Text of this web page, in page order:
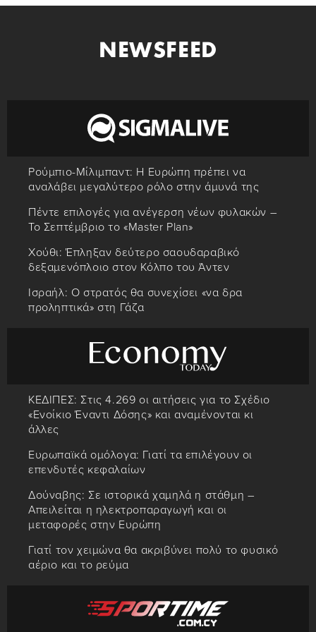
NEWSFEED
Ρούμπιο-Μίλιμπαντ: Η Ευρώπη πρέπει να
αναλάβει μεγαλύτερο ρόλο στην άμυνά της
Πέντε επιλογές για ανέγερση νέων φυλακών –
Το Σεπτέμβριο το «Master Plan»
Χούθι: Έπληξαν δεύτερο σαουδαραβικό
δεξαμενόπλοιο στον Κόλπο του Άντεν
Ισραήλ: Ο στρατός θα συνεχίσει «να δρα
προληπτικά» στη Γάζα
ΚΕΔΙΠΕΣ: Στις 4.269 οι αιτήσεις για το Σχέδιο
«Ενοίκιο Έναντι Δόσης» και αναμένονται κι
άλλες
Ευρωπαϊκά ομόλογα: Γιατί τα επιλέγουν οι
επενδυτές κεφαλαίων
Δούναβης: Σε ιστορικά χαμηλά η στάθμη –
Απειλείται η ηλεκτροπαραγωγή και οι
μεταφορές στην Ευρώπη
Γιατί τον χειμώνα θα ακριβύνει πολύ το φυσικό
αέριο και το ρεύμα